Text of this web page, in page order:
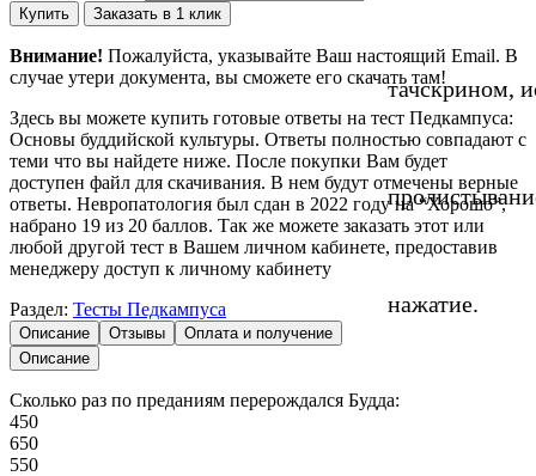
тачскрином,
нажатие.
Купить Заказать в 1 клик
Внимание! Пожалуйста, указывайте Ваш настоящий Email. В
случае утери документа, вы сможете его скачать там!
Здесь вы можете купить готовые ответы на тест Педкампуса:
Основы буддийской культуры. Ответы полностью совпадают с
теми что вы найдете ниже. После покупки Вам будет
доступен файл для скачивания. В нем будут отмечены верные
ответы. Невропатология был сдан в 2022 году на “Хорошо”,
набрано 19 из 20 баллов. Так же можете заказать этот или
любой другой тест в Вашем личном кабинете, предоставив
менеджеру доступ к личному кабинету
Раздел: Тесты Педкампуса
Описание Отзывы
Оплата и получение
Описание
Сколько раз по преданиям перерождался Будда:
450
650
550